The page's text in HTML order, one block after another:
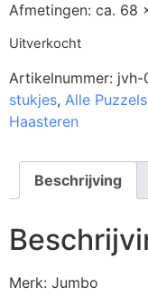
Afmetingen: ca. 68
Uitverkocht
Artikelnummer: jvh-
stukjes, Alle Puzzels
Haasteren
Beschrijving
Merk: Jumbo